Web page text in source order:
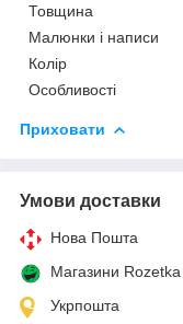
Товщина
Малюнки і написи
Колір
Особливості
Приховати
Умови доставки
Нова Пошта
Магазини Rozetka
Укрпошта